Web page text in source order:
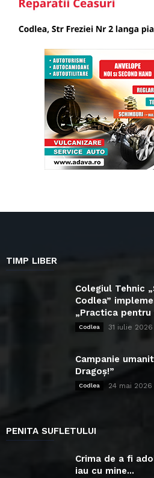
TIMP LIBER
Colegiul Tehnic
Codlea”
„Practica pentru
Codlea 31 iulie 2026
Campanie
Dragoș!”
Codlea 24 mai 2026
PENITA SUFLETULUI
Crima de a fi
iau cu mine...